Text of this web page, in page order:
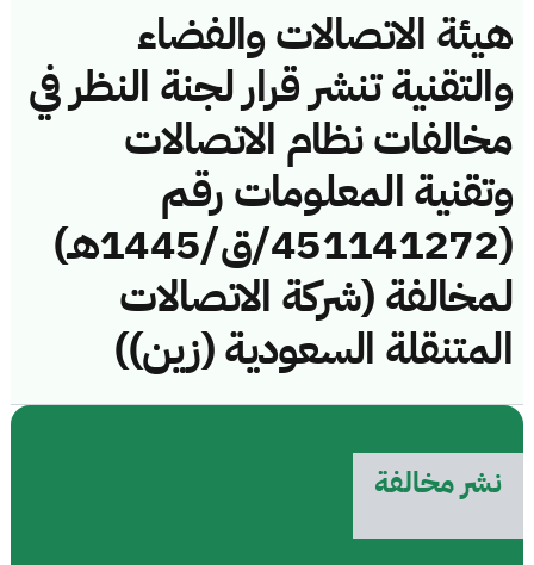
هيئة الاتصالات والفضاء
والتقنية تنشر قرار لجنة النظر في
مخالفات نظام الاتصالات
وتقنية المعلومات رقم
(451141272/ق/1445هـ)
لمخالفة (شركة الاتصالات
المتنقلة السعودية (زين))
نشر مخالفة